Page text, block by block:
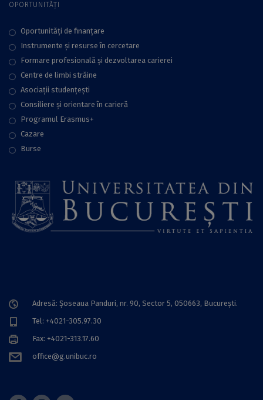
OPORTUNITĂȚI
Oportunități de finanțare
Instrumente și resurse în cercetare
Formare profesională și dezvoltarea carierei
Centre de limbi străine
Asociații studențești
Consiliere şi orientare în carieră
Programul Erasmus+
Cazare
Burse
Adresă: Șoseaua Panduri, nr. 90, Sector 5, 050663, Bucureşti.
Tel: +4021-305.97.30
Fax: +4021-313.17.60
office@g.unibuc.ro